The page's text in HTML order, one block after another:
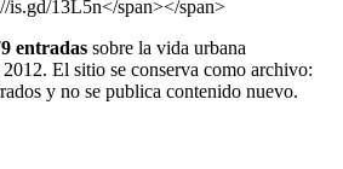
is.gd/13L5n</span></span>
entradas sobre la vida urbana
El sitio se conserva como archivo:
y no se publica contenido nuevo.